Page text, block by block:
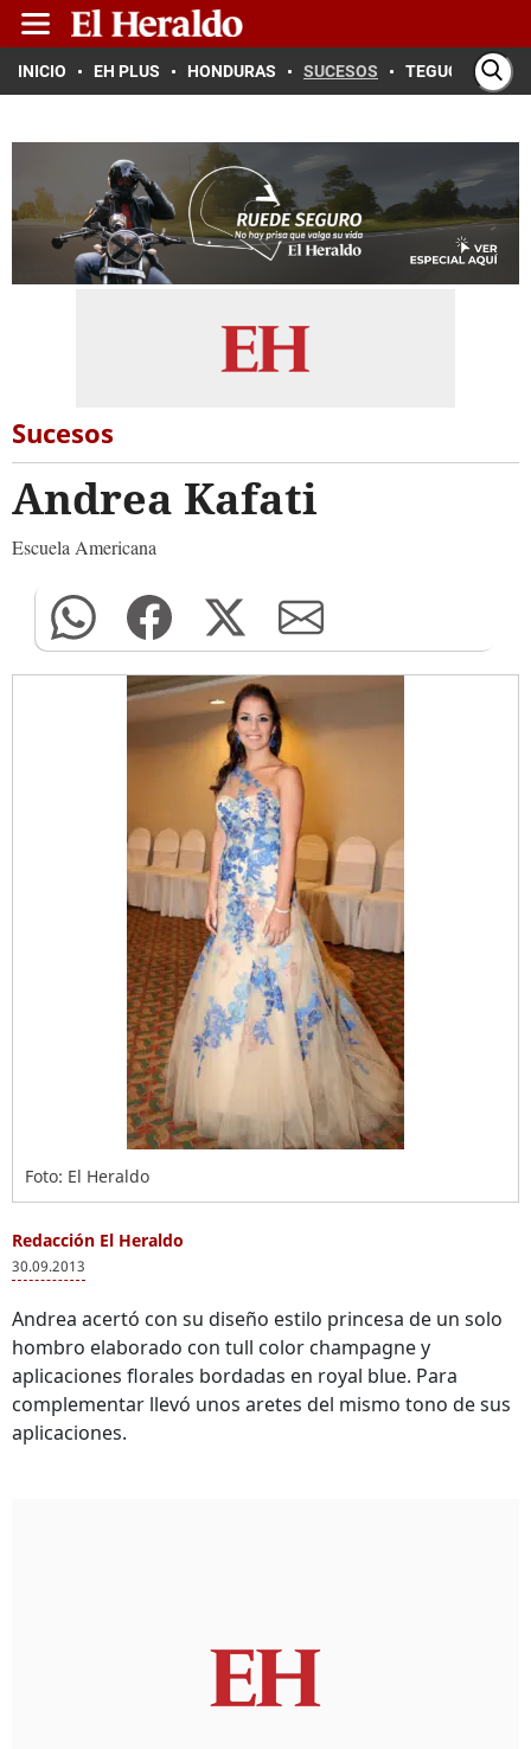
INICIO EH PLUS HONDURAS SUCESOS TEGUCIGALPA
Sucesos
Andrea Kafati
Escuela Americana
Foto: El Heraldo
Redacción El Heraldo
30.09.2013
Andrea acertó con su diseño estilo princesa de un solo
hombro elaborado con tull color champagne y
aplicaciones florales bordadas en royal blue. Para
complementar llevó unos aretes del mismo tono de sus
aplicaciones.